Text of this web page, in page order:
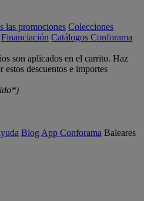
las promociones Colecciones
Financiación Catálogos Conforama
son aplicados en el carrito. Haz
descuentos e importes
Blog App Conforama Baleares